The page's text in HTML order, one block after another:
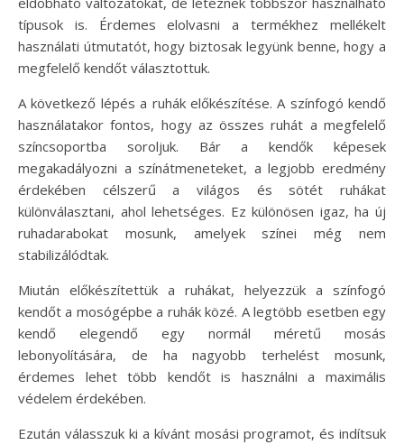
típusok is. Érdemes elolvasni a termékhez mellékelt
használati útmutatót, hogy biztosak legyünk benne, hogy a
megfelelő kendőt választottuk.
A következő lépés a ruhák előkészítése. A színfogó kendő
használatakor fontos, hogy az összes ruhát a megfelelő
színcsoportba soroljuk. Bár a kendők képesek
megakadályozni a színátmeneteket, a legjobb eredmény
érdekében célszerű a világos és sötét ruhákat
különválasztani, ahol lehetséges. Ez különösen igaz, ha új
ruhadarabokat mosunk, amelyek színei még nem
stabilizálódtak.
Miután előkészítettük a ruhákat, helyezzük a színfogó
kendőt a mosógépbe a ruhák közé. A legtöbb esetben egy
kendő elegendő egy normál méretű mosás
lebonyolítására, de ha nagyobb terhelést mosunk,
érdemes lehet több kendőt is használni a maximális
védelem érdekében.
Ezután válasszuk ki a kívánt mosási programot, és indítsuk